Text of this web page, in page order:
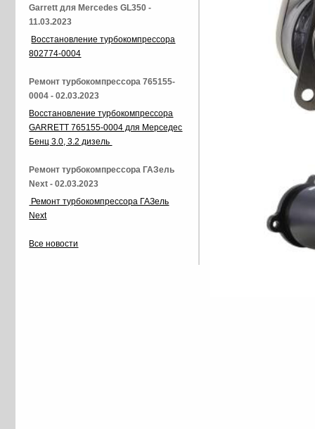
Garrett для Mercedes GL350 -
11.03.2023
Восстановление турбокомпрессора
802774-0004
Ремонт турбокомпрессора 765155-
0004 - 02.03.2023
Восстановление турбокомпрессора
GARRETT 765155-0004 для Мерседес
Бенц 3.0, 3.2 дизель
Ремонт турбокомпрессора ГАЗель
Next - 02.03.2023
Ремонт турбокомпрессора ГАЗель
Next
Все новости